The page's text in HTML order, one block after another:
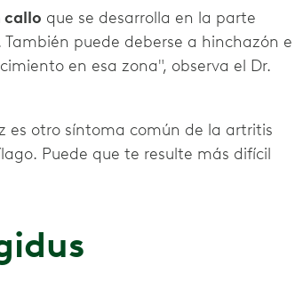
callo que se desarrolla en la parte
puede deberse a hinchazón e
en esa zona", observa el Dr.
es otro síntoma común de la artritis
Puede que te resulte más difícil